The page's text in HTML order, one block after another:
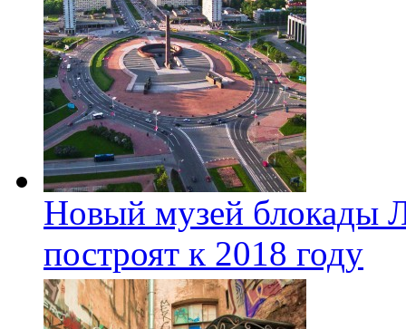
Новый музей блокады
построят к 2018 году